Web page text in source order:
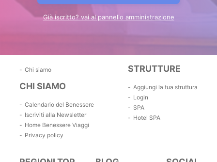
Già iscritto? vai al pannello amministrazione
Chi siamo
CHI SIAMO
Calendario del Benessere
Iscriviti alla Newsletter
Home Benessere Viaggi
Privacy policy
STRUTTURE
Aggiungi la tua struttura
Login
SPA
Hotel SPA